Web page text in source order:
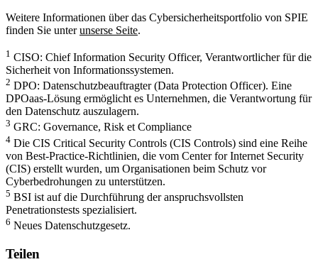
Weitere Informationen über das Cybersicherheitsportfolio von SPIE
finden Sie unterunserse Seite.
1 CISO: Chief Information Security Officer, Verantwortlicher für die
Sicherheit von Informationssystemen.
2 DPO: Datenschutzbeauftragter (Data Protection Officer). Eine
DPOaas-Lösung ermöglicht es Unternehmen, die Verantwortung für
den Datenschutz auszulagern.
3 GRC: Governance, Risk et Compliance
4 Die CIS Critical Security Controls (CIS Controls) sind eine Reihe
von Best-Practice-Richtlinien, die vom Center for Internet Security
(CIS) erstellt wurden, um Organisationen beim Schutz vor
Cyberbedrohungen zu unterstützen.
5 BSI ist auf die Durchführung der anspruchsvollsten
Penetrationstests spezialisiert.
6 Neues Datenschutzgesetz.
Teilen